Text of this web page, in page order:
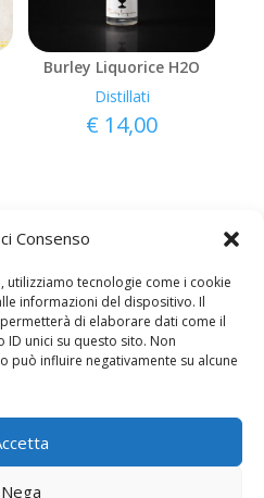
Consenso
utilizziamo tecnologie come i cookie
informazioni del dispositivo. Il
di elaborare dati come il
unici su questo sito. Non
può influire negativamente su alcune
Nega
Burley Liquorice H2O
Distillati
€ 14,00
AromiEstratti.it
03777530985